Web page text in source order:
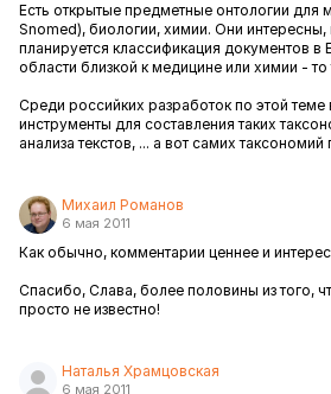
Есть открытые предметные онтологии для
Snomed), биологии, химии. Они
планируется классификация документов в
области близкой к медицине или химии - то
Среди российких разработок по этой теме
инструменты для составления таких
анализа текстов, ... а вот самих таксономий
Михаил Романов
6 мая 2011
Как обычно, комментарии ценнее и
Спасибо, Слава, более половины из того,
просто не известно!
Наталья Храмцовская
6 мая 2011